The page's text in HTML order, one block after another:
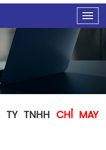
TY TNHH CHỈ MAY